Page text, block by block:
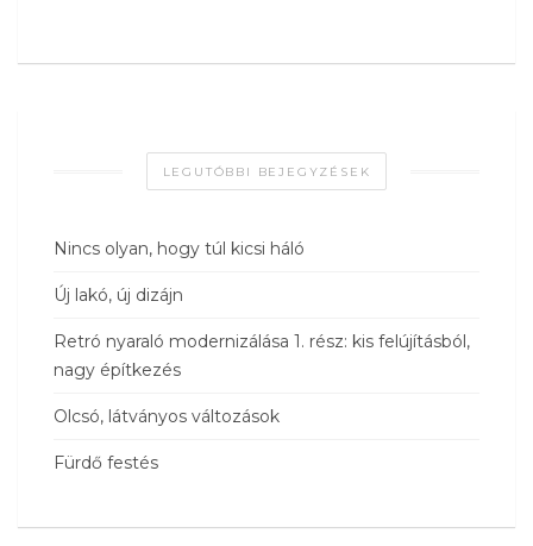
LEGUTÓBBI BEJEGYZÉSEK
Nincs olyan, hogy túl kicsi háló
Új lakó, új dizájn
Retró nyaraló modernizálása 1. rész: kis felújításból,
nagy építkezés
Olcsó, látványos változások
Fürdő festés